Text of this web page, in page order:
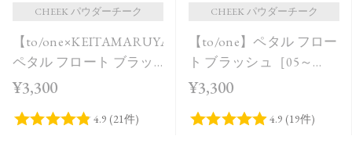
CHEEK パウダーチーク
【to/one×KEITAMARUYAMA】
ペタル フロート ブラッ
シュ［EX12,EX13］＜限
¥3,300
CHEEK パウダーチーク
【to/one】ペタル フロー
ト ブラッシュ［05～
06］
¥3,300